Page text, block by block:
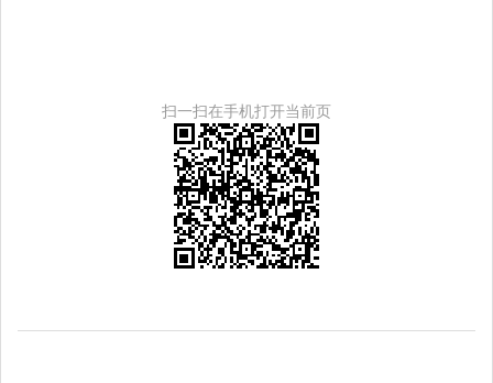
扫一扫在手机打开当前页